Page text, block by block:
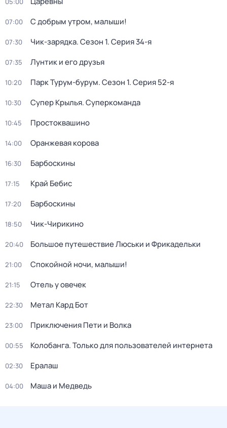
07:00 С добрым утром, малыши!
07:30 Чик-зарядка. Сезон 1. Серия 34-я
07:35 Лунтик и его друзья
10:20 Парк Турум-бурум. Сезон 1. Серия 52-я
10:30 Супер Крылья. Суперкоманда
10:45 Простоквашино
14:00 Оранжевая корова
16:30 Барбоскины
17:15 Край Бебис
17:20 Барбоскины
18:50 Чик-Чирикино
20:40 Большое путешествие Люськи и Фрикадельки
21:00 Спокойной ночи, малыши!
21:15 Отель у овечек
22:30 Метал Кард Бот
23:00 Приключения Пети и Волка
00:55 Колобанга. Только для пользователей интернета
02:30 Ералаш
04:00 Маша и Медведь